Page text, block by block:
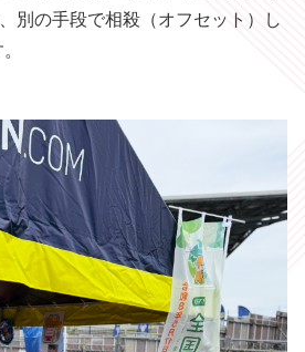
別の手段で相殺（オフセット）し